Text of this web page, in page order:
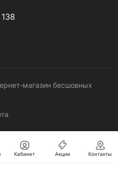
магазин бесшовных
Кабинет Акции Контакты